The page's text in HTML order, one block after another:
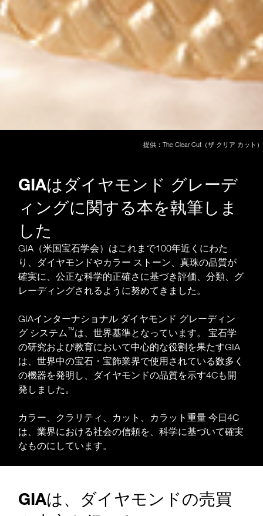
見る人の目に宿る
品質の評価は
科学に基づく
提供：The Clear Cut（ザ クリア カット）
GIAはダイヤモンド グレーデ
ィングに関する本を執筆しま
した
GIA（米国宝石学会）はこれまで100年近くにわた
り、ダイヤモンドやカラー ストーン、真珠の品質が
確実に、公正な科学的正確さに基づき評価、分類、グ
レーディングされるように努めてきました。
GIAインターナショナル ダイヤモンド グレーディン
グ システム™は、世界基準となっています。 宝石学
の研究および教育において中心的な役割を果たすGIA
は、世界中の宝石・宝飾業界で使用されている数多く
の機器を発明し、ダイヤモンドの品質を示す4Cも開
発しました。
カラー、クラリティ、カット、カラット重量 今日4C
は、業界における社会の信頼を、科学に基づいて確実
なものにしています。
GIAは、ダイヤモンドの売買